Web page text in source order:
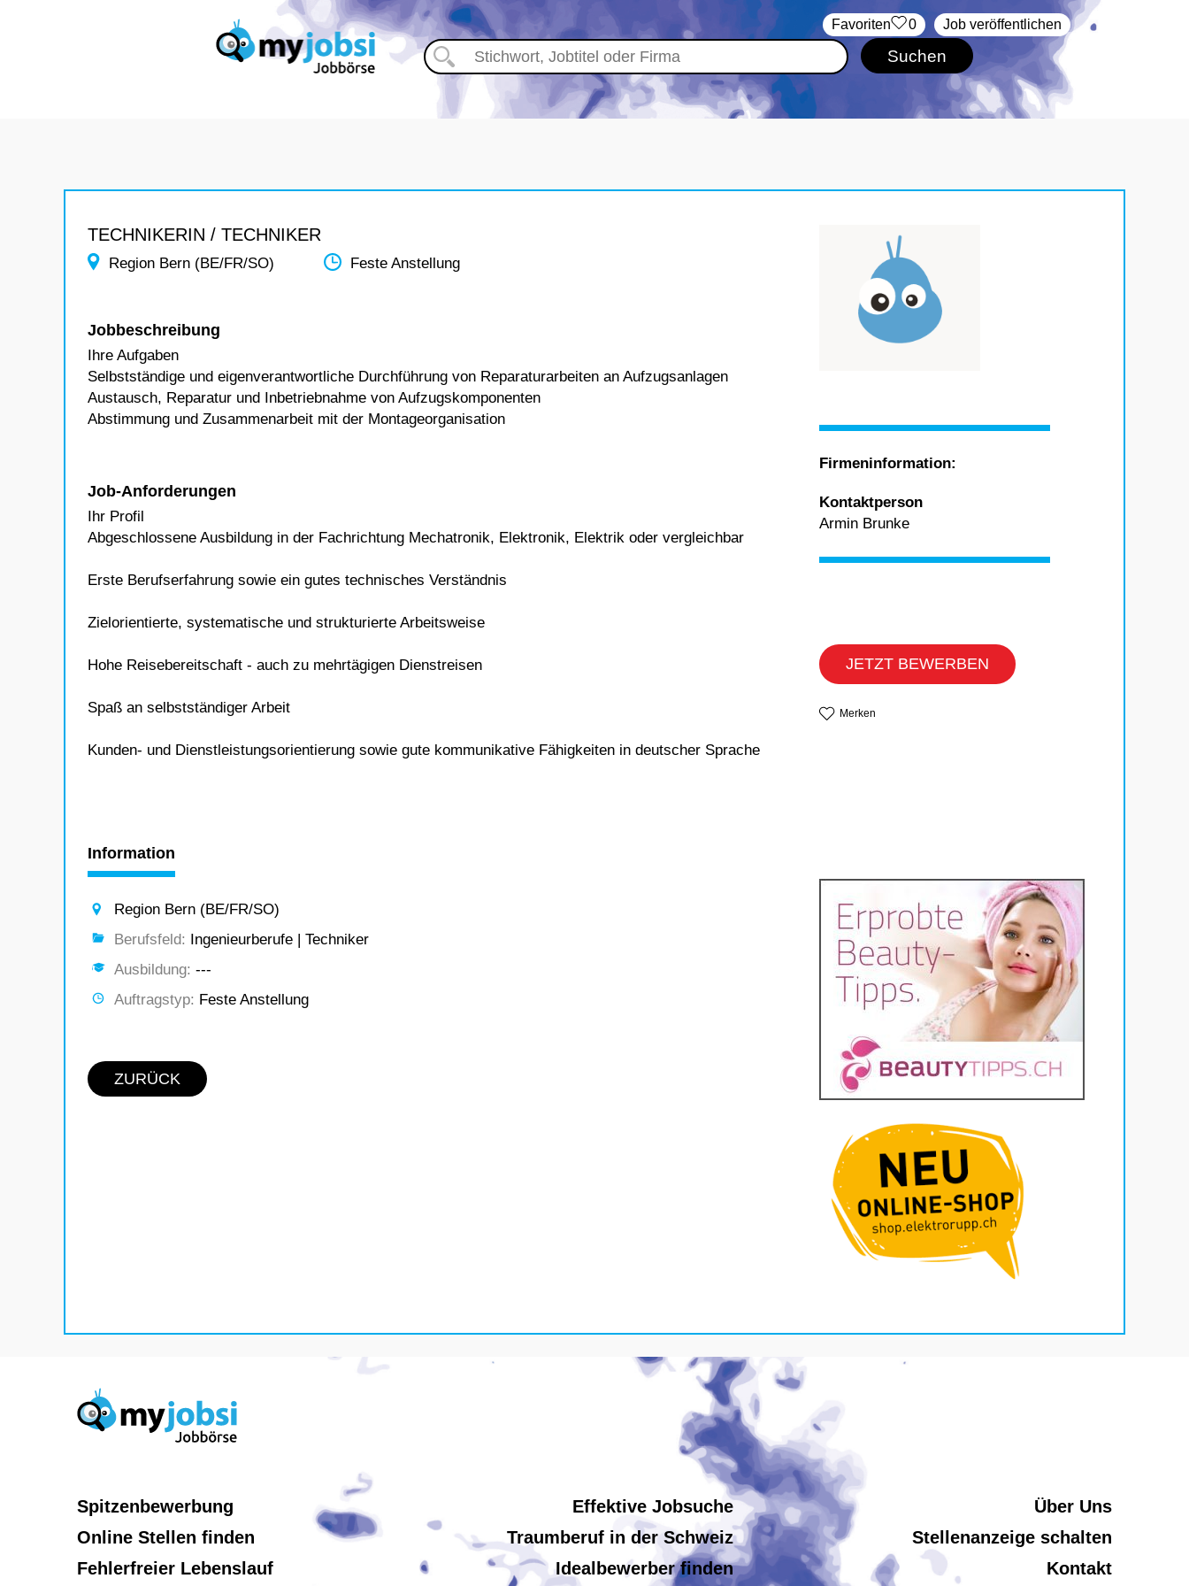
Job veröffentlichen
‏Favoriten 0
TECHNIKERIN / TECHNIKER
Region Bern (BE/FR/SO) Feste Anstellung
Jobbeschreibung
Ihre Aufgaben
Selbstständige und eigenverantwortliche Durchführung von Reparaturarbeiten an Aufzugsanlagen
Austausch, Reparatur und Inbetriebnahme von Aufzugskomponenten
Abstimmung und Zusammenarbeit mit der Montageorganisation
Job-Anforderungen
Ihr Profil
Abgeschlossene Ausbildung in der Fachrichtung Mechatronik, Elektronik, Elektrik oder vergleichbar
Erste Berufserfahrung sowie ein gutes technisches Verständnis
Zielorientierte, systematische und strukturierte Arbeitsweise
Hohe Reisebereitschaft - auch zu mehrtägigen Dienstreisen
Spaß an selbstständiger Arbeit
Kunden- und Dienstleistungsorientierung sowie gute kommunikative Fähigkeiten in deutscher Sprache
Information
Region Bern (BE/FR/SO)
Berufsfeld: Ingenieurberufe | Techniker
Ausbildung: ---
Auftragstyp: Feste Anstellung
ZURÜCK
Firmeninformation:
Kontaktperson
Armin Brunke
JETZT BEWERBEN
Merken
Spitzenbewerbung
Online Stellen finden
Fehlerfreier Lebenslauf
Effektive Jobsuche
Traumberuf in der Schweiz
Idealbewerber finden
Über Uns
Stellenanzeige schalten
Kontakt